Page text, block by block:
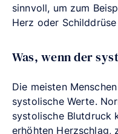
sinnvoll, um zum
Herz oder
Was, wenn der
Die meisten
systolische Werte.
systolische Blutdruck
erhöhten Herzschlag,